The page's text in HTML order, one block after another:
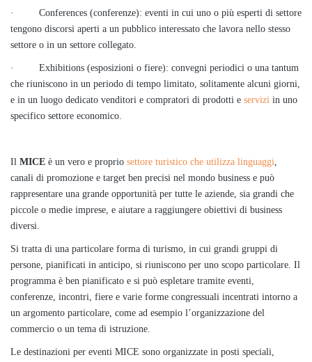
· Conferences (conferenze): eventi in cui uno o più esperti di settore
tengono discorsi aperti a un pubblico interessato che lavora nello stesso
settore o in un settore collegato.
· Exhibitions (esposizioni o fiere): convegni periodici o una tantum
che riuniscono in un periodo di tempo limitato, solitamente alcuni giorni,
e in un luogo dedicato venditori e compratori di prodotti e servizi in uno
specifico settore economico.
Il MICE è un vero e proprio settore turistico che utilizza linguaggi,
canali di promozione e target ben precisi nel mondo business e può
rappresentare una grande opportunità per tutte le aziende, sia grandi che
piccole o medie imprese, e aiutare a raggiungere obiettivi di business
diversi.
Si tratta di una particolare forma di turismo, in cui grandi gruppi di
persone, pianificati in anticipo, si riuniscono per uno scopo particolare. Il
programma è ben pianificato e si può espletare tramite eventi,
conferenze, incontri, fiere e varie forme congressuali incentrati intorno a
un argomento particolare, come ad esempio l’organizzazione del
commercio o un tema di istruzione.
Le destinazioni per eventi MICE sono organizzate in posti speciali,